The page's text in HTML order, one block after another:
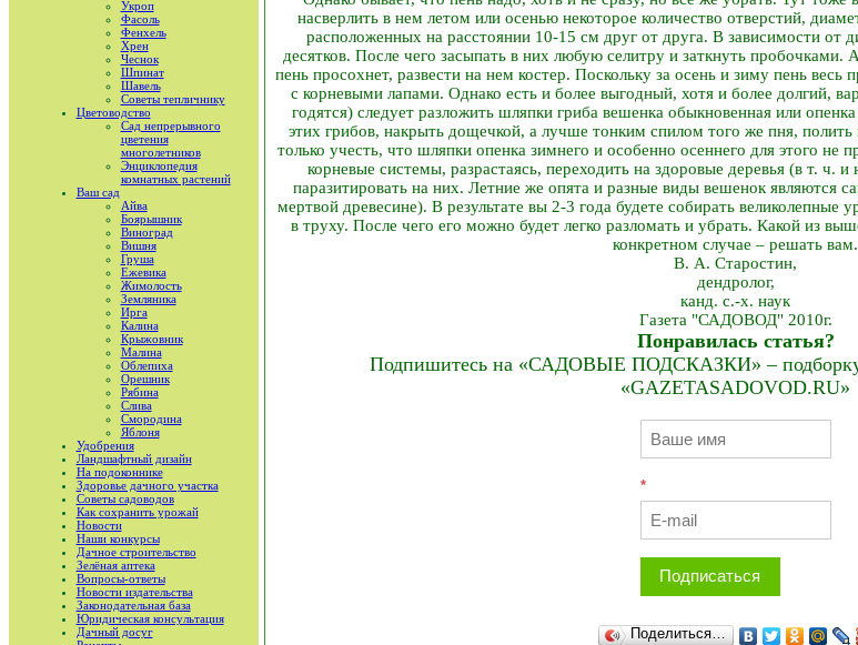
Укроп
Фасоль
Фенхель
Хрен
Чеснок
Шпинат
Шавель
Советы тепличнику
Цветоводство
Сад непрерывного
цветения
многолетников
Энциклопедия
комнатных растений
Ваш сад
Айва
Боярышник
Виноград
Вишня
Груша
Ежевика
Жимолость
Земляника
Ирга
Калина
Крыжовник
Малина
Облепиха
Орешник
Рябина
Слива
Смородина
Яблоня
Удобрения
Ландшафтный дизайн
На подоконнике
Здоровье дачного участка
Советы садоводов
Как сохранить урожай
Новости
Наши конкурсы
Дачное строительство
Зелёная аптека
Вопросы-ответы
Новости издательства
Законодательная база
Юридическая консультация
Дачный досуг
насверлить в нем летом или осенью некоторое количество отверстий,
расположенных на расстоянии 10-15 см друг от друга. В зависимости от
десятков. После чего засыпать в них любую селитру и заткнуть пробочками.
пень просохнет, развести на нем костер. Поскольку за осень и зиму пень весь
с корневыми лапами. Однако есть и более выгодный, хотя и более долгий,
годятся) следует разложить шляпки гриба вешенка обыкновенная или
этих грибов, накрыть дощечкой, а лучше тонким спилом того же пня, полить
только учесть, что шляпки опенка зимнего и особенно осеннего для этого не
корневые системы, разрастаясь, переходить на здоровые деревья (в т. ч.
паразитировать на них. Летние же опята и разные виды вешенок являются
мертвой древесине). В результате вы 2-3 года будете собирать великолепные
в труху. После чего его можно будет легко разломать и убрать. Какой из
конкретном случае – решать вам.
В. А. Старостин,
дендролог,
канд. с.-х. наук
Газета "САДОВОД" 2010г.
Понравилась статья?
Подпишитесь на «САДОВЫЕ ПОДСКАЗКИ» – подборку
«GAZETASADOVOD.RU»
*
Подписаться
Поделиться…